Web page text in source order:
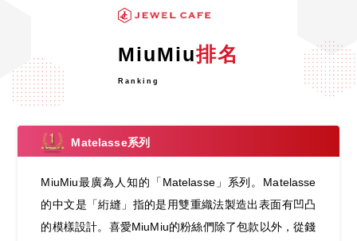
MiuMiu排名
Ranking
Matelasse系列
MiuMiu最廣為人知的「Matelasse」系列。Matelasse
的中文是「絎縫」指的是用雙重織法製造出表面有凹凸
的模樣設計。喜愛MiuMiu的粉絲們除了包款以外，從錢